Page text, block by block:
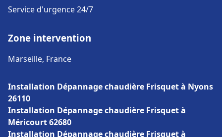
Service d'urgence 24/7
Zone intervention
Marseille, France
Installation Dépannage chaudière Frisquet à Nyons
26110
Installation Dépannage chaudière Frisquet à
Méricourt 62680
Installation Dépannage chaudière Frisquet à